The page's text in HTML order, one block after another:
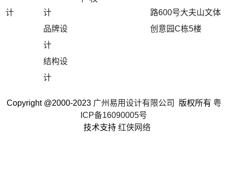
计
计
品牌设
计
结构设
计
路600号大夫山文体
创意园C栋5楼
Copyright @2000-2023 广州易用设计有限公司 版权所有 粤
ICP备16090005号
技术支持 红侠网络